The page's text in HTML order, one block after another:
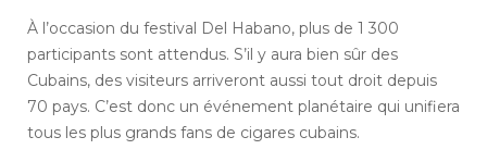
À l’occasion du festival Del Habano, plus de 1 300
participants sont attendus. S’il y aura bien sûr des
Cubains, des visiteurs arriveront aussi tout droit depuis
70 pays. C’est donc un événement planétaire qui unifiera
tous les plus grands fans de cigares cubains.